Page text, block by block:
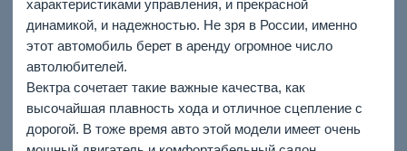
характеристиками управления, и прекрасной
динамикой, и надежностью. Не зря в России, именно
этот автомобиль берет в аренду огромное число
автолюбителей.
Вектра сочетает такие важные качества, как
высочайшая плавность хода и отличное сцепление с
дорогой. В тоже время авто этой модели имеет очень